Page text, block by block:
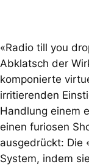
«Radio till you
Abklatsch der
komponierte
irritierenden
Handlung einem
einen furiosen
ausgedrückt: Die
System, indem